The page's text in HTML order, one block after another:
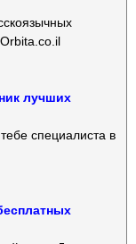
лучших
специалиста в